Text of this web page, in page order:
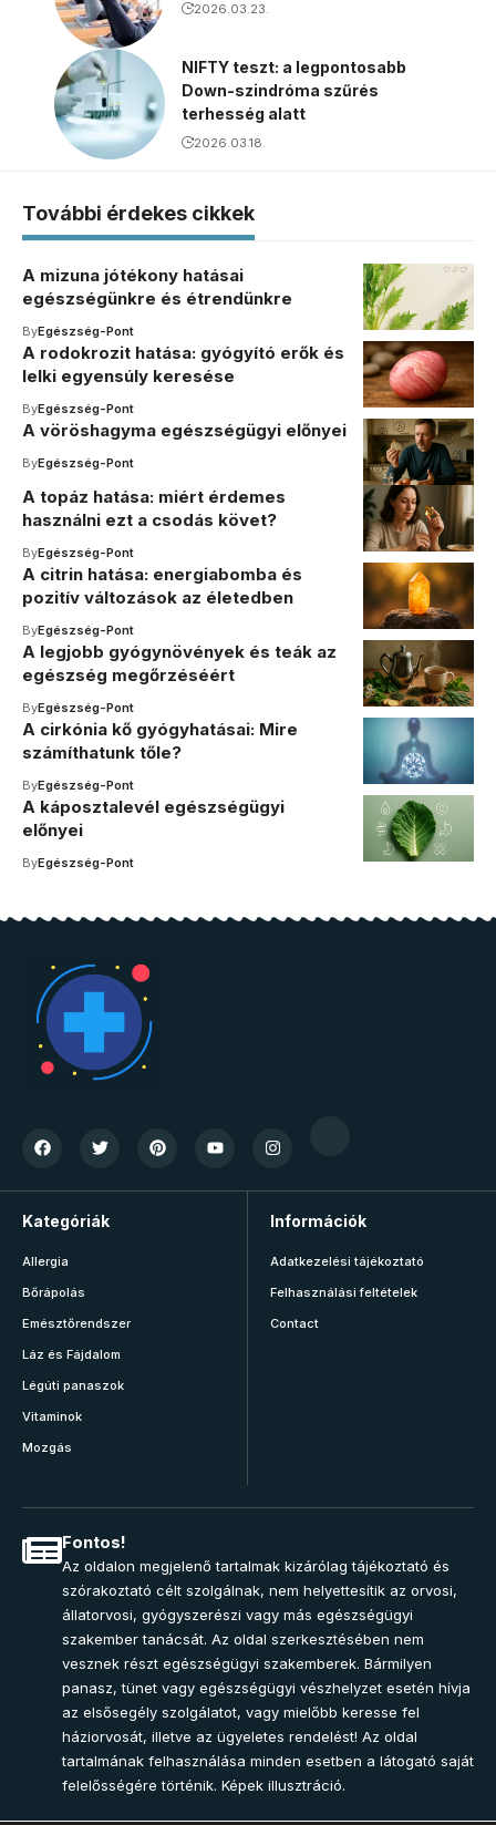
2026.03.23.
NIFTY teszt: a legpontosabb
Down-szindróma szűrés
terhesség alatt
2026.03.18.
További érdekes cikkek
A mizuna jótékony hatásai
egészségünkre és étrendünkre
ByEgészség-Pont
A rodokrozit hatása: gyógyító erők és
lelki egyensúly keresése
ByEgészség-Pont
A vöröshagyma egészségügyi előnyei
ByEgészség-Pont
A topáz hatása: miért érdemes
használni ezt a csodás követ?
ByEgészség-Pont
A citrin hatása: energiabomba és
pozitív változások az életedben
ByEgészség-Pont
A legjobb gyógynövények és teák az
egészség megőrzéséért
ByEgészség-Pont
A cirkónia kő gyógyhatásai: Mire
számíthatunk tőle?
ByEgészség-Pont
A káposztalevél egészségügyi
előnyei
ByEgészség-Pont
Kategóriák
Allergia
Bőrápolás
Emésztőrendszer
Láz és Fájdalom
Légúti panaszok
Vitaminok
Mozgás
Információk
Adatkezelési tájékoztató
Felhasználási feltételek
Contact
Fontos!
Az oldalon megjelenő tartalmak kizárólag tájékoztató és
szórakoztató célt szolgálnak, nem helyettesítik az orvosi,
állatorvosi, gyógyszerészi vagy más egészségügyi
szakember tanácsát. Az oldal szerkesztésében nem
vesznek részt egészségügyi szakemberek. Bármilyen
panasz, tünet vagy egészségügyi vészhelyzet esetén hívja
az elsősegély szolgálatot, vagy mielőbb keresse fel
háziorvosát, illetve az ügyeletes rendelést! Az oldal
tartalmának felhasználása minden esetben a látogató saját
felelősségére történik. Képek illusztráció.